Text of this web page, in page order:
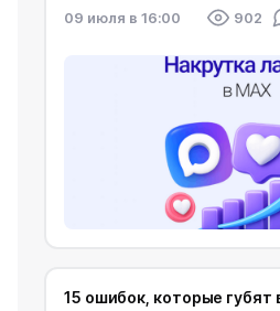
09 июля в 16:00 902
15 ошибок, которые губят